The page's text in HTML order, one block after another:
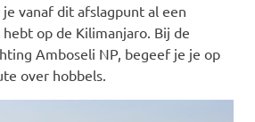
vanaf dit afslagpunt al een
op de Kilimanjaro. Bij de
Amboseli NP, begeef je je op
over hobbels.